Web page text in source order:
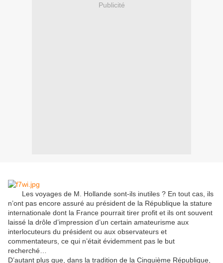
Publicité
Les voyages de M. Hollande sont-ils inutiles ? En tout cas, ils
n’ont pas encore assuré au président de la République la stature
internationale dont la France pourrait tirer profit et ils ont souvent
laissé la drôle d’impression d’un certain amateurisme aux
interlocuteurs du président ou aux observateurs et
commentateurs, ce qui n’était évidemment pas le but
recherché…
D’autant plus que, dans la tradition de la Cinquième République,